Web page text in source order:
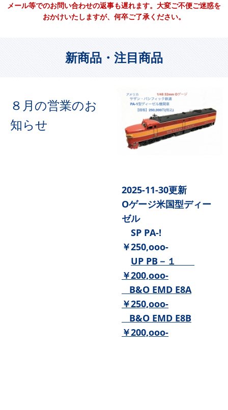
メール等でのお問い合わせの返事も遅れます。大変ご不便ご迷惑を
おかけいたしますが、何卒ご了承ください。
新商品・注目商品
８月の営業のお
知らせ
2025-11-30更新
Oゲージ米国型ディー
ゼル
SP PA-!
￥250,ooo-
UP PB－１
￥200,ooo-
B&O EMD E8A
￥250,ooo-
B&O EMD E8B
￥200,ooo-